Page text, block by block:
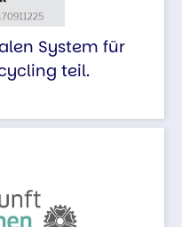
System für
teil.